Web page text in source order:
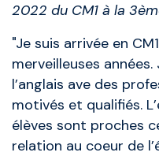
2022 du CM1 à la
"Je suis arrivée en
merveilleuses
l’anglais ave des
motivés et qualifiés.
élèves sont proches
relation au coeur de